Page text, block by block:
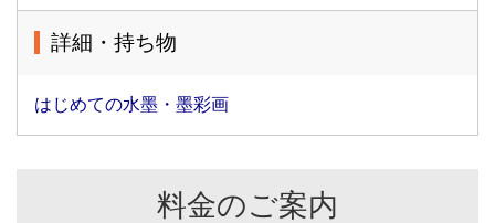
詳細・持ち物
はじめての水墨・墨彩画
料金のご案内